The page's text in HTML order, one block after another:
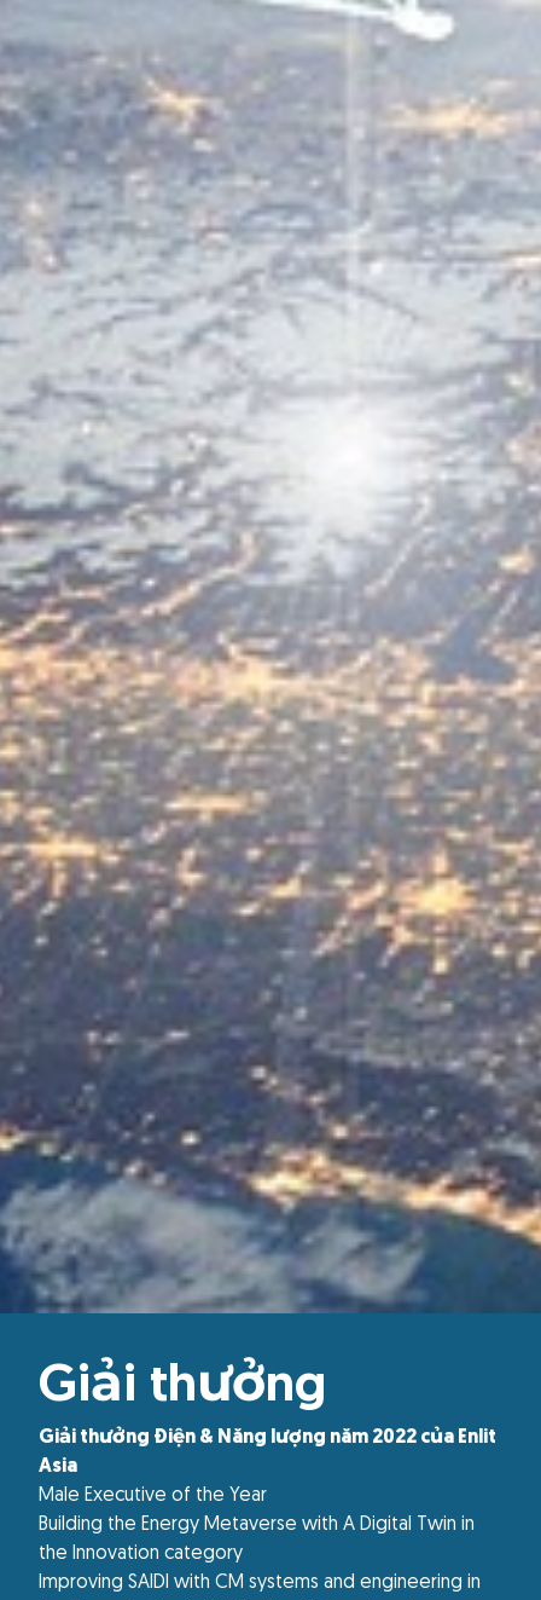
Giải thưởng
Giải thưởng Điện & Năng lượng năm 2022 của Enlit
Asia
Male Executive of the Year
Building the Energy Metaverse with A Digital Twin in
the Innovation category
Improving SAIDI with CM systems and engineering in